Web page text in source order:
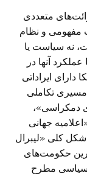
متعددی
مفهومی و نظام
نه سیاست یا
آنها در
ایراداتی
تکاملی
دمکراسی»،
جهانی
کلی «لیبرال
حکومت‌های
سیاسی مطرح